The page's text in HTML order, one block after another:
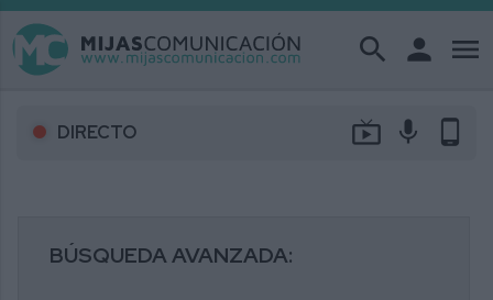
search person menu
DIRECTO live_tv mic phone_android
BÚSQUEDA AVANZADA: